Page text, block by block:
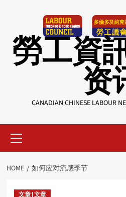
勞工資
资
CANADIAN CHINESE LABOUR
Menu
HOME 如何应对流感季节
文章 | 文章